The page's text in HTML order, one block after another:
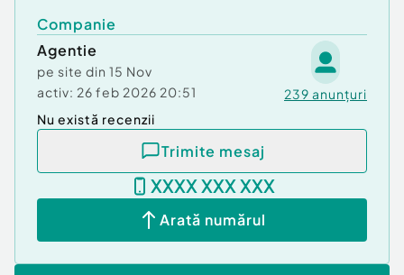
Companie
Agentie
pe site din 15 Nov
activ: 26 feb 2026 20:51 239 anunțuri
Nu există recenzii
Trimite mesaj
XXXX XXX XXX
Arată numărul